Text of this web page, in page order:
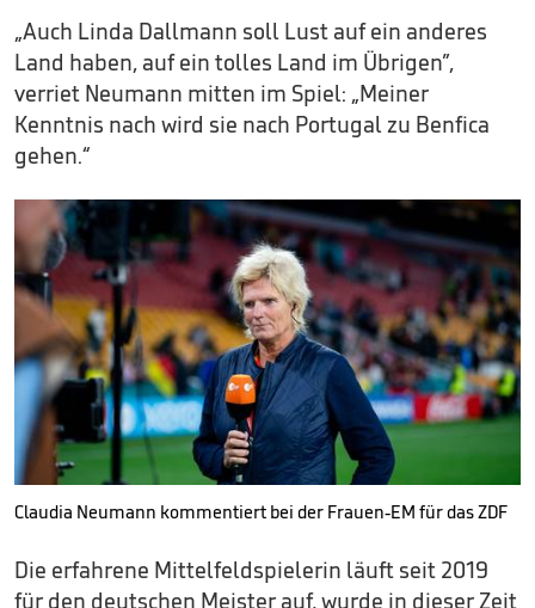
„Auch Linda Dallmann soll Lust auf ein anderes
Land haben, auf ein tolles Land im Übrigen”,
verriet Neumann mitten im Spiel: „Meiner
Kenntnis nach wird sie nach Portugal zu Benfica
gehen.“
Claudia Neumann kommentiert bei der Frauen-EM für das ZDF
Die erfahrene Mittelfeldspielerin läuft seit 2019
für den deutschen Meister auf, wurde in dieser Zeit